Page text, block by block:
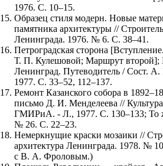
1976. С. 10–15.
Образец стиля модерн. Новые
памятника архитектуры //
Ленинграда. 1976. № 6. С. 38–41.
Петроградская сторона
Т. П. Кулешовой; Маршрут второй];
Ленинград. Путеводитель / Сост.
1977. С. 33–52, 112–137.
Ремонт Казанского собора в
письмо Д. И. Менделеева //
ГМИРиА. - Л., 1977. С. 130–133; То
№ 26. С. 22–23.
Немеркнущие краски мозаики //
архитектура Ленинграда. 1978. №
с В. А. Фроловым.)